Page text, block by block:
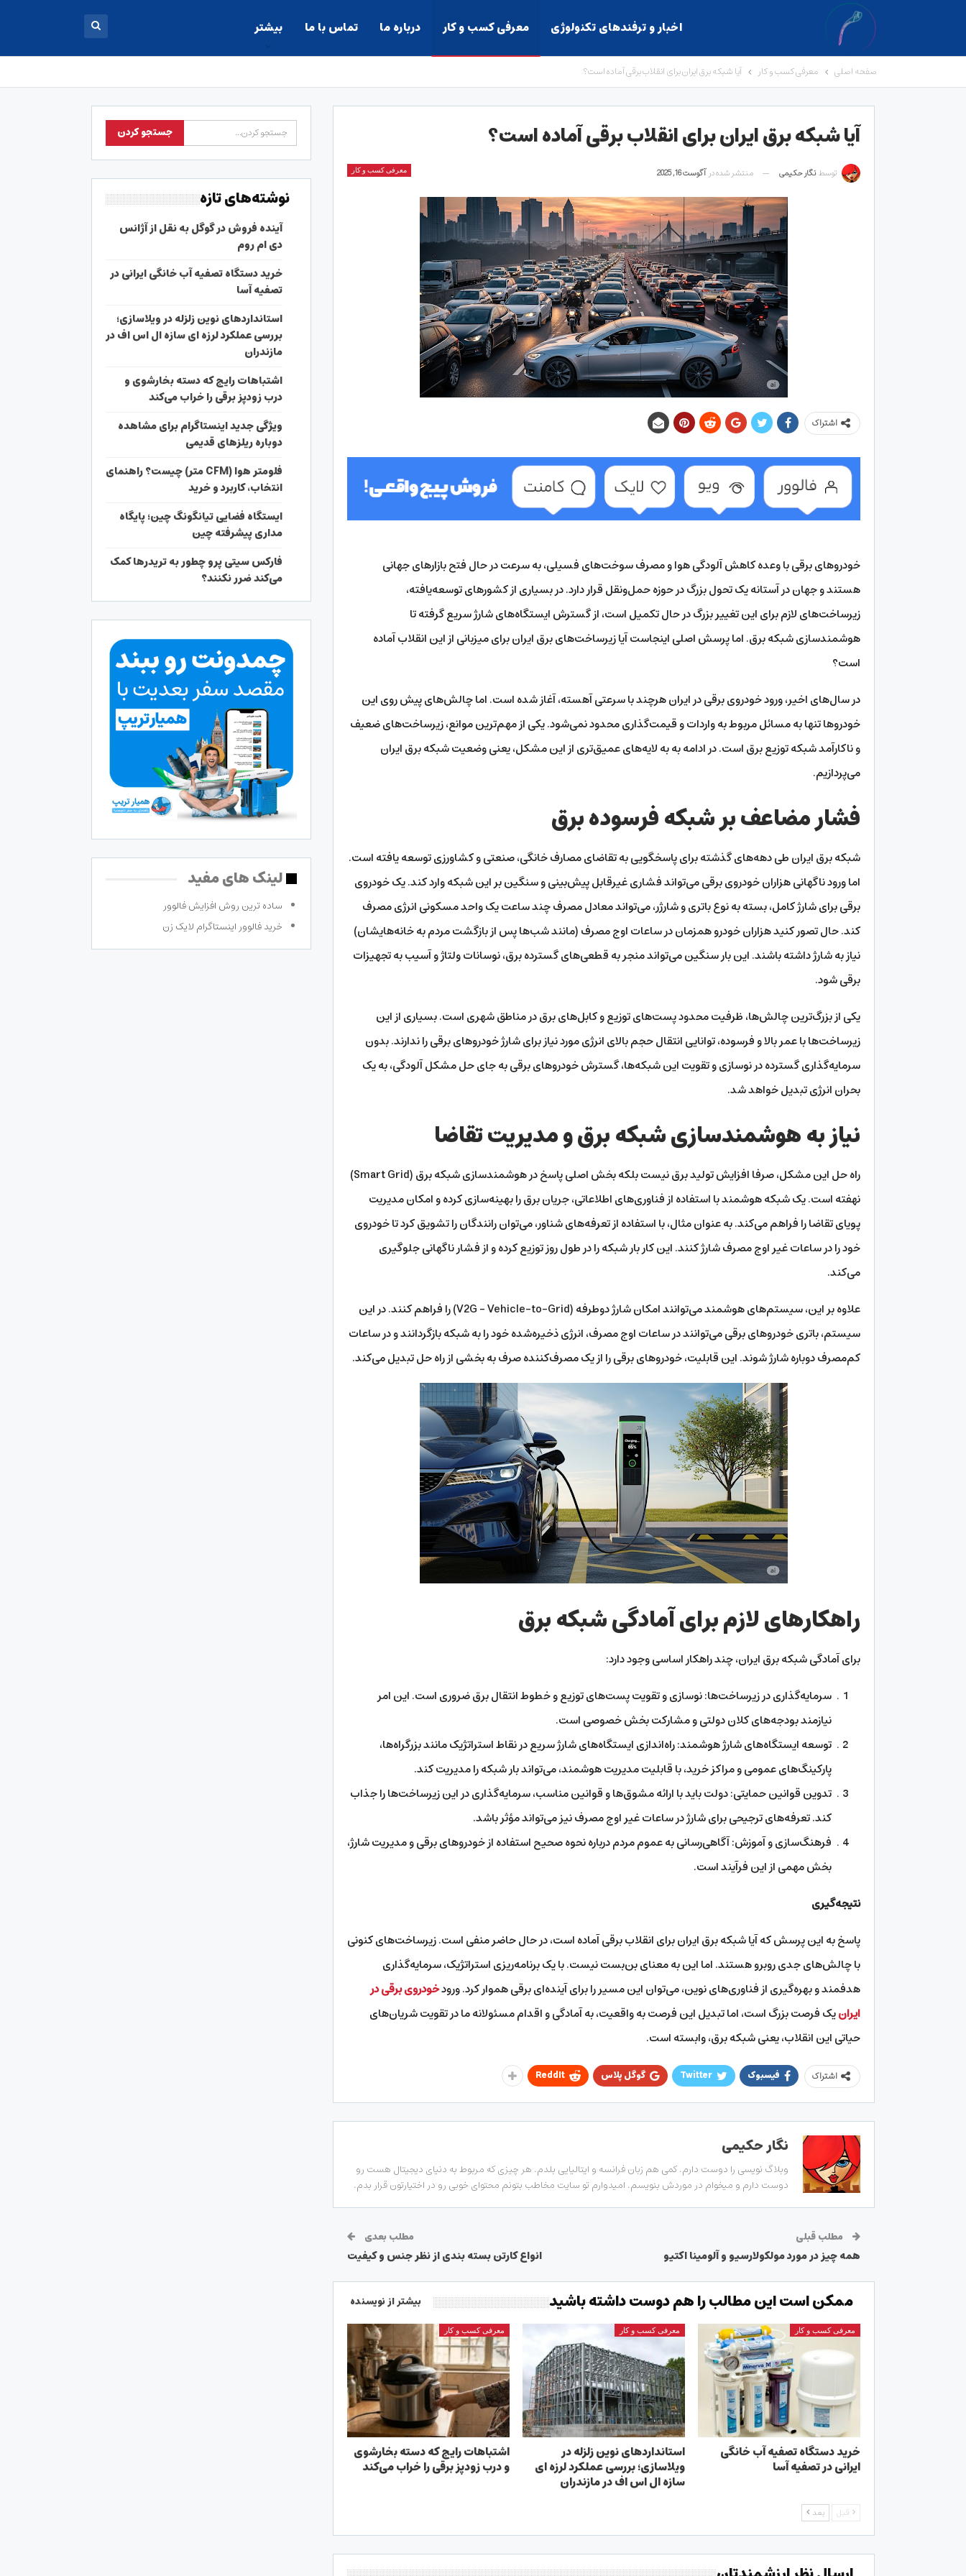
اخبار و ترفندهای تکنولوژی معرفی کسب و کار درباره ما تماس با ما بیشتر
صفحه اصلی معرفی کسب و کار آیا شبکه برق ایران برای انقلاب برقی آماده است؟
آیا شبکه برق ایران برای انقلاب برقی آماده است؟
معرفی کسب و کار توسط نگار حکیمی منتشر شده در آگوست 16, 2025
اشتراک
خودروهای برقی با وعده کاهش آلودگی هوا و مصرف سوخت‌های فسیلی، به سرعت در حال فتح بازارهای جهانی
هستند و جهان در آستانه یک تحول بزرگ در حوزه حمل‌ونقل قرار دارد. در بسیاری از کشورهای توسعه‌یافته،
زیرساخت‌های لازم برای این تغییر بزرگ در حال تکمیل است، از گسترش ایستگاه‌های شارژ سریع گرفته تا
هوشمندسازی شبکه برق. اما پرسش اصلی اینجاست آیا زیرساخت‌های برق ایران برای میزبانی از این انقلاب آماده
است؟
در سال‌های اخیر، ورود خودروی برقی در ایران هرچند با سرعتی آهسته، آغاز شده است. اما چالش‌های پیش روی این
خودروها تنها به مسائل مربوط به واردات و قیمت‌گذاری محدود نمی‌شود. یکی از مهم‌ترین موانع، زیرساخت‌های ضعیف
و ناکارآمد شبکه توزیع برق است. در ادامه به به لایه‌های عمیق‌تری از این مشکل، یعنی وضعیت شبکه برق ایران
می‌پردازیم.
فشار مضاعف بر شبکه فرسوده برق
شبکه برق ایران طی دهه‌های گذشته برای پاسخگویی به تقاضای مصارف خانگی، صنعتی و کشاورزی توسعه یافته است.
اما ورود ناگهانی هزاران خودروی برقی می‌تواند فشاری غیرقابل پیش‌بینی و سنگین بر این شبکه وارد کند. یک خودروی
برقی برای شارژ کامل، بسته به نوع باتری و شارژر، می‌تواند معادل مصرف چند ساعت یک واحد مسکونی انرژی مصرف
کند. حال تصور کنید هزاران خودرو همزمان در ساعات اوج مصرف (مانند شب‌ها پس از بازگشت مردم به خانه‌هایشان)
نیاز به شارژ داشته باشند. این بار سنگین می‌تواند منجر به قطعی‌های گسترده برق، نوسانات ولتاژ و آسیب به تجهیزات
برقی شود.
یکی از بزرگ‌ترین چالش‌ها، ظرفیت محدود پست‌های توزیع و کابل‌های برق در مناطق شهری است. بسیاری از این
زیرساخت‌ها با عمر بالا و فرسوده، توانایی انتقال حجم بالای انرژی مورد نیاز برای شارژ خودروهای برقی را ندارند. بدون
سرمایه‌گذاری گسترده در نوسازی و تقویت این شبکه‌ها، گسترش خودروهای برقی به جای حل مشکل آلودگی، به یک
بحران انرژی تبدیل خواهد شد.
نیاز به هوشمندسازی شبکه برق و مدیریت تقاضا
راه حل این مشکل، صرفا افزایش تولید برق نیست بلکه بخش اصلی پاسخ در هوشمندسازی شبکه برق (Smart Grid)
نهفته است. یک شبکه هوشمند با استفاده از فناوری‌های اطلاعاتی، جریان برق را بهینه‌سازی کرده و امکان مدیریت
پویای تقاضا را فراهم می‌کند. به عنوان مثال، با استفاده از تعرفه‌های شناور، می‌توان رانندگان را تشویق کرد تا خودروی
خود را در ساعات غیر اوج مصرف شارژ کنند. این کار بار شبکه را در طول روز توزیع کرده و از فشار ناگهانی جلوگیری
می‌کند.
علاوه بر این، سیستم‌های هوشمند می‌توانند امکان شارژ دوطرفه (V2G – Vehicle-to-Grid) را فراهم کنند. در این
سیستم، باتری خودروهای برقی می‌توانند در ساعات اوج مصرف، انرژی ذخیره‌شده خود را به شبکه بازگردانند و در ساعات
کم‌مصرف دوباره شارژ شوند. این قابلیت، خودروهای برقی را از یک مصرف‌کننده صرف به بخشی از راه حل تبدیل می‌کند.
راهکارهای لازم برای آمادگی شبکه برق
برای آمادگی شبکه برق ایران، چند راهکار اساسی وجود دارد:
سرمایه‌گذاری در زیرساخت‌ها: نوسازی و تقویت پست‌های توزیع و خطوط انتقال برق ضروری است. این امر
نیازمند بودجه‌های کلان دولتی و مشارکت بخش خصوصی است.
توسعه ایستگاه‌های شارژ هوشمند: راه‌اندازی ایستگاه‌های شارژ سریع در نقاط استراتژیک مانند بزرگراه‌ها،
پارکینگ‌های عمومی و مراکز خرید، با قابلیت مدیریت هوشمند، می‌تواند بار شبکه را مدیریت کند.
تدوین قوانین حمایتی: دولت باید با ارائه مشوق‌ها و قوانین مناسب، سرمایه‌گذاری در این زیرساخت‌ها را جذاب
کند. تعرفه‌های ترجیحی برای شارژ در ساعات غیر اوج مصرف نیز می‌تواند مؤثر باشد.
فرهنگ‌سازی و آموزش: آگاهی‌رسانی به عموم مردم درباره نحوه صحیح استفاده از خودروهای برقی و مدیریت شارژ،
بخش مهمی از این فرآیند است.
نتیجه‌گیری
پاسخ به این پرسش که آیا شبکه برق ایران برای انقلاب برقی آماده است، در حال حاضر منفی است. زیرساخت‌های کنونی
با چالش‌های جدی روبرو هستند. اما این به معنای بن‌بست نیست. با یک برنامه‌ریزی استراتژیک، سرمایه‌گذاری
هدفمند و بهره‌گیری از فناوری‌های نوین، می‌توان این مسیر را برای آینده‌ای برقی هموار کرد. ورودخودروی برقی در
ایرانیک فرصت بزرگ است، اما تبدیل این فرصت به واقعیت، به آمادگی و اقدام مسئولانه ما در تقویت شریان‌های
حیاتی این انقلاب، یعنی شبکه برق، وابسته است.
اشتراک فیسبوک Twitter گوگل پلاس ReddIt
نگار حکیمی
وبلاگ نویسی را دوست دارم. کمی هم زبان فرانسه و ایتالیایی بلدم. هر چیزی که مربوط به دنیای دیجیتال هست رو
دوست دارم و میخوام در موردش بنویسم. امیدوارم تو سایت مخاطب بتونم محتوای خوبی رو در اختیارتون قرار بدم.
مطلب قبلی
همه چیز در مورد مولکولارسیو و آلومینا اکتیو
مطلب بعدی
انواع کارتن بسته بندی از نظر جنس و کیفیت
ممکن است این مطالب را هم دوست داشته باشید بیشتر از نویسنده
معرفی کسب و کار
خرید دستگاه تصفیه آب خانگی
ایرانی در تصفیه آسا
معرفی کسب و کار
استانداردهای نوین زلزله در
ویلاسازی؛ بررسی عملکرد لرزه ای
سازه ال اس اف در مازندران
معرفی کسب و کار
اشتباهات رایج که دسته بخارشوی
و درب زودپز برقی را خراب می‌کند
قبل بعد
نوشته‌های تازه
آینده فروش در گوگل به نقل از آژانس
دی ام روم
خرید دستگاه تصفیه آب خانگی ایرانی در
تصفیه آسا
استانداردهای نوین زلزله در ویلاسازی؛
بررسی عملکرد لرزه ای سازه ال اس اف در
مازندران
اشتباهات رایج که دسته بخارشوی و
درب زودپز برقی را خراب می‌کند
ویژگی جدید اینستاگرام برای مشاهده
دوباره ریلزهای قدیمی
فلومتر هوا (CFM متر) چیست؟ راهنمای
انتخاب، کاربرد و خرید
ایستگاه فضایی تیانگونگ چین؛ پایگاه
مداری پیشرفته چین
فارکس سیتی پرو چطور به تریدرها کمک
می‌کند ضرر نکنند؟
لینک های مفید
ساده ترین روش افزایش فالوور
خرید فالوور اینستاگرام لایک زن